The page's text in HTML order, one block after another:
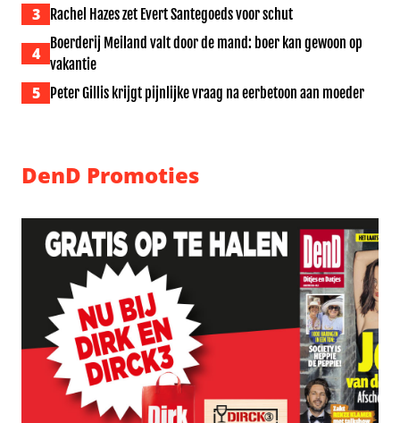
3 Rachel Hazes zet Evert Santegoeds voor schut
4
Boerderij Meiland valt door de mand: boer kan gewoon op
vakantie
5 Peter Gillis krijgt pijnlijke vraag na eerbetoon aan moeder
DenD Promoties